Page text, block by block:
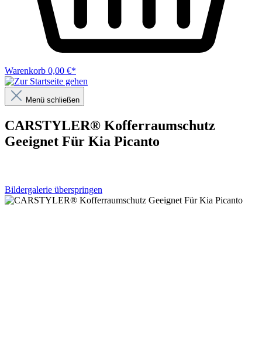
Warenkorb 0,00 €*
Menü schließen
CARSTYLER® Kofferraumschutz
Geeignet Für Kia Picanto
Bildergalerie überspringen